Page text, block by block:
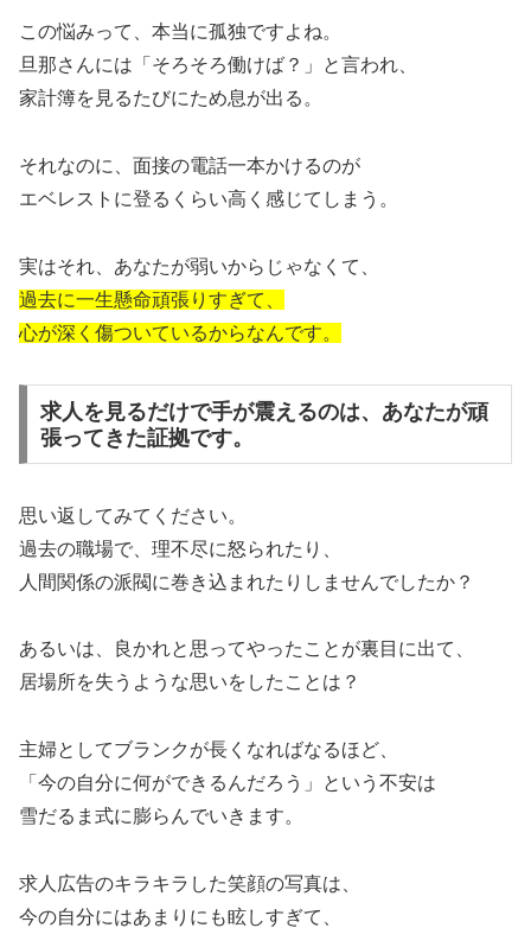
この悩みって、本当に孤独ですよね。
旦那さんには「そろそろ働けば？」と言われ、
家計簿を見るたびにため息が出る。
それなのに、面接の電話一本かけるのが
エベレストに登るくらい高く感じてしまう。
実はそれ、あなたが弱いからじゃなくて、
過去に一生懸命頑張りすぎて、
心が深く傷ついているからなんです。
求人を見るだけで手が震えるのは、あなたが頑
張ってきた証拠です。
思い返してみてください。
過去の職場で、理不尽に怒られたり、
人間関係の派閥に巻き込まれたりしませんでしたか？
あるいは、良かれと思ってやったことが裏目に出て、
居場所を失うような思いをしたことは？
主婦としてブランクが長くなればなるほど、
「今の自分に何ができるんだろう」という不安は
雪だるま式に膨らんでいきます。
求人広告のキラキラした笑顔の写真は、
今の自分にはあまりにも眩しすぎて、